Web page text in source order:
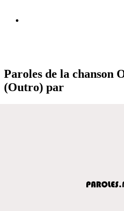
Paroles de la chanson
(Outro) par